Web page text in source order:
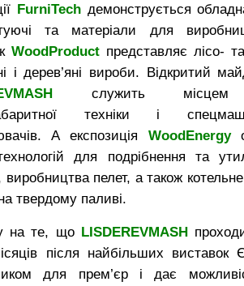
FurniTechдемонструється
та матеріали для
WoodProduct представляє лісо-
і дерев’яні вироби. Відкритий
служить місцем
техніки і
А експозиція WoodEnergy
для подрібнення та
виробництва пелет, а також
твердому паливі.
на те, що LISDEREVMASH
після найбільших виставок
для прем’єр і дає